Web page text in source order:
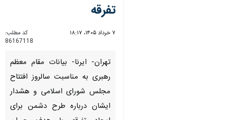
تفرقه
۷ خرداد ۱۴۰۵، ۱۸:۱۷
کد مطلب:
86167118
تهران- ایرنا- بیانات مقام معظم
رهبری به مناسبت سالروز افتتاح
مجلس شورای اسلامی و هشدار
ایشان درباره طرح دشمن برای